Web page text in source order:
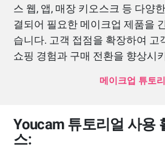
스 웹, 앱, 매장 키오스크 등 다양
결되어 필요한 메이크업 제품을
습니다. 고객 접점을 확장하여 고
쇼핑 경험과 구매 전환을 향상시
메이크업 튜토
Youcam 튜토리얼 사용
스: